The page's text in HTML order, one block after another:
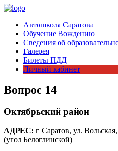
Автошкола Саратова
Обучение Вождению
Сведения об
Галерея
Билеты ПДД
Личный кабинет
Вопрос 14
Октябрьский район
АДРЕС: г. Саратов, ул.
(угол Белоглинской)